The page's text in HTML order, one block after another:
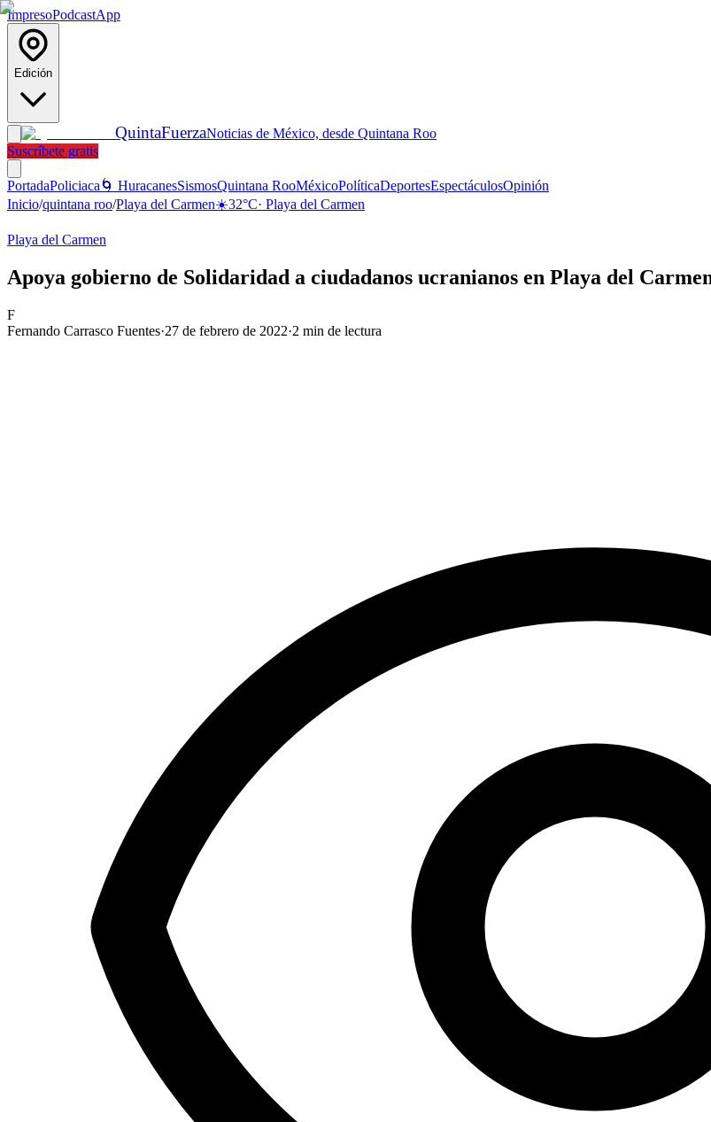
ImpresoPodcastApp
Edición
QuintaFuerzaNoticias de México, desde Quintana Roo
Suscríbete gratis
PortadaPoliciaca 🌀 HuracanesSismosQuintana RooMéxicoPolíticaDeportesEspectáculosOpinión
Inicio/quintana roo/Playa del Carmen☀️32°C· Playa del Carmen
Playa del Carmen
Apoya gobierno de Solidaridad a ciudadanos ucranianos en Playa del
F
Fernando Carrasco Fuentes·27 de febrero de 2022·2 min de lectura